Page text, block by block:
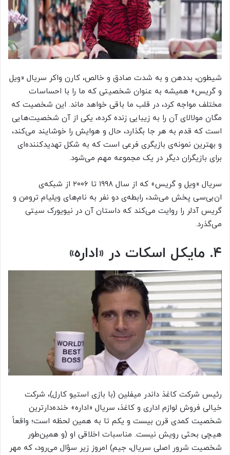
شیطون، بددهن و به شدت صادق و خالص، کارن واکر سریال «ویل
و گریس» همیشه به عنوان شخصیتی که ما را با احساسات
مختلف مواجه کرد، در قلب ما باقی خواهد ماند. این شخصیت که
مگان مولالای آن را به زیبایی زنده کرده، یکی از آن شخصیت‌هایی
است که قدم به هر جا بگذارد، حال و هوایش را خوشایند می‌کند،
و بهترین نمونه‌ی بازیگری فرعی است که به شکل تهدیدکننده‌ای
برای بازیگران دیگر در یک مجموعه مهم می‌شود.
سریال «ویل و گریس» که از سال ۱۹۹۸ تا ۲۰۰۶ از شبکه‌ی
ان‌بی‌سی پخش می‌شد، رابطه‌ی دو نفر به نام‌های ویلیام ترومن و
گریس آدلر را روایت می‌کند که داستان آن در نیویورک سیتی
می‌گذرد.
۴. مایکل اسکات در «اداره»
رئیس شرکت کاغذ داندر میفلین (با بازی استیو کارل)، شرکت
خیالی فروش لوازم اداری و کاغذ، سریال «اداره» خنده‌دارترین
شخصیت کمدی قرن بیست و یکم تا به همین لحظه است؛ واقعاً
هیچی بحثی رویش نیست. مناسبات اخلاقی او (و همین‌طور
شخصیت شرور اصلی سریال، جیم) امروز زیر سؤال می‌رود، که مهر